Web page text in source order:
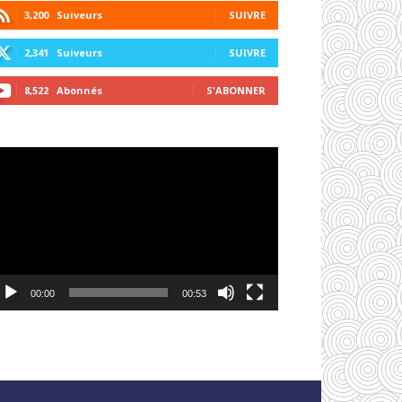
3,200 Suiveurs SUIVRE
2,341 Suiveurs SUIVRE
8,522 Abonnés S'ABONNER
00:00 00:53